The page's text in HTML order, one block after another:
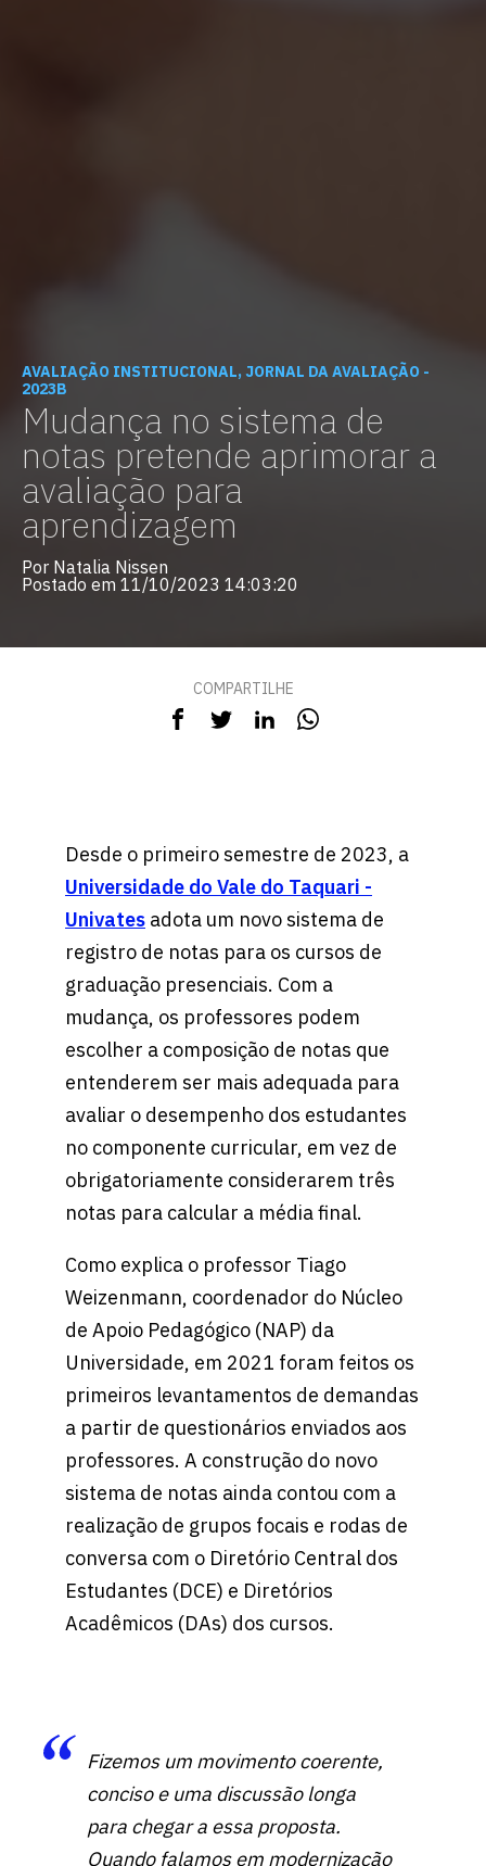
AVALIAÇÃO INSTITUCIONAL, JORNAL DA AVALIAÇÃO -
2023B
Mudança no sistema de
notas pretende aprimorar a
avaliação para
aprendizagem
Por Natalia Nissen
Postado em 11/10/2023 14:03:20
COMPARTILHE
Desde o primeiro semestre de 2023, a
Universidade do Vale do Taquari -
Univates adota um novo sistema de
registro de notas para os cursos de
graduação presenciais. Com a
mudança, os professores podem
escolher a composição de notas que
entenderem ser mais adequada para
avaliar o desempenho dos estudantes
no componente curricular, em vez de
obrigatoriamente considerarem três
notas para calcular a média final.
Como explica o professor Tiago
Weizenmann, coordenador do Núcleo
de Apoio Pedagógico (NAP) da
Universidade, em 2021 foram feitos os
primeiros levantamentos de demandas
a partir de questionários enviados aos
professores. A construção do novo
sistema de notas ainda contou com a
realização de grupos focais e rodas de
conversa com o Diretório Central dos
Estudantes (DCE) e Diretórios
Acadêmicos (DAs) dos cursos.
Fizemos um movimento coerente,
conciso e uma discussão longa
para chegar a essa proposta.
Quando falamos em modernização